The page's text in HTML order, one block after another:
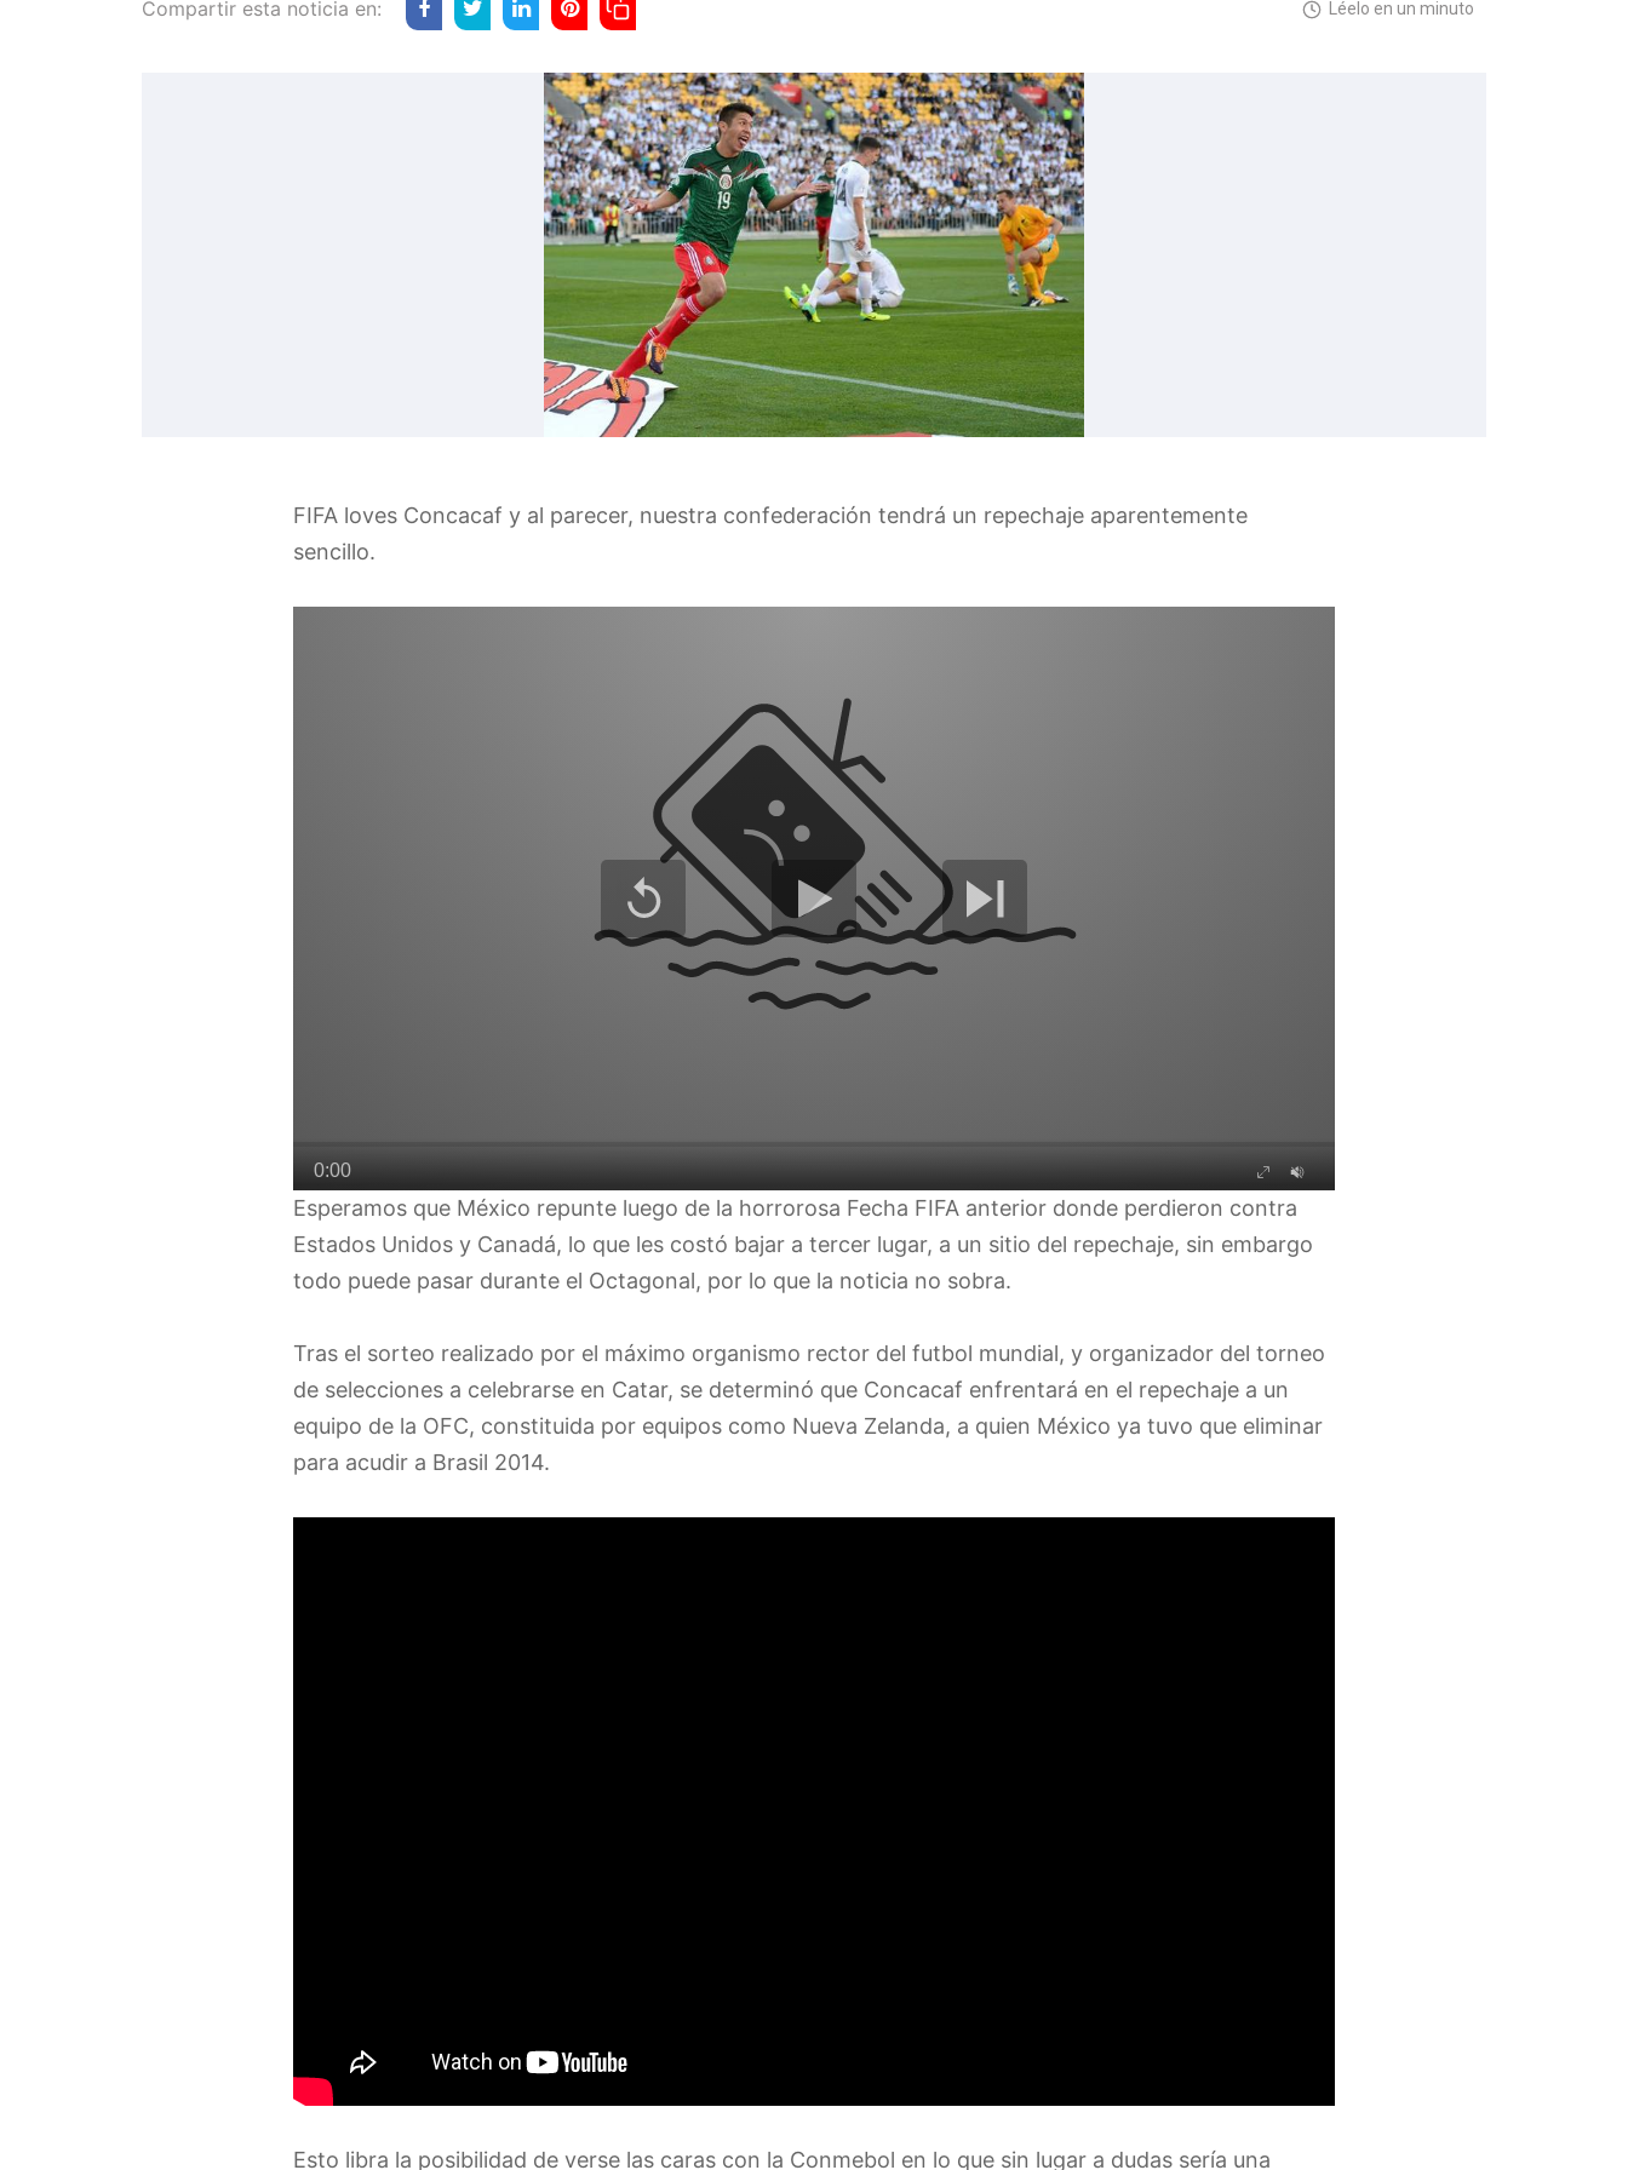
Compartir esta noticia en: Léelo en un minuto
FIFA loves Concacaf y al parecer, nuestra confederación tendrá un repechaje aparentemente
sencillo.
Esperamos que México repunte luego de la horrorosa Fecha FIFA anterior donde perdieron contra
Estados Unidos y Canadá, lo que les costó bajar a tercer lugar, a un sitio del repechaje, sin embargo
todo puede pasar durante el Octagonal, por lo que la noticia no sobra.
Tras el sorteo realizado por el máximo organismo rector del futbol mundial, y organizador del torneo
de selecciones a celebrarse en Catar, se determinó que Concacaf enfrentará en el repechaje a un
equipo de la OFC, constituida por equipos como Nueva Zelanda, a quien México ya tuvo que eliminar
para acudir a Brasil 2014.
Esto libra la posibilidad de verse las caras con la Conmebol en lo que sin lugar a dudas sería una